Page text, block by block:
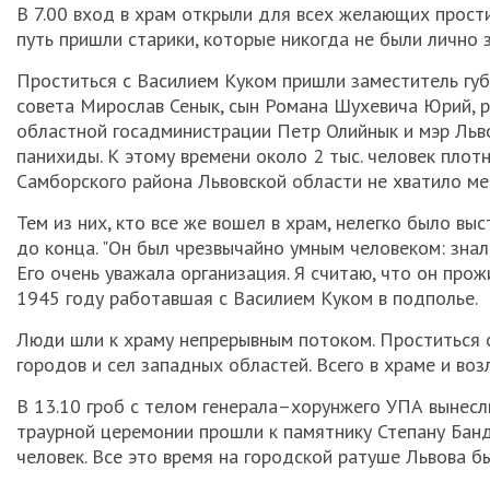
В 7.00 вход в храм открыли для всех желающих
путь пришли старики, которые никогда не были
Проститься с Василием Куком пришли заместитель
совета Мирослав Сенык, сын Романа Шухевича Юрий,
областной госадминистрации Петр Олийнык и мэр
панихиды. К этому времени около 2 тыс. человек
Самборского района Львовской области не хватило
Тем из них, кто все же вошел в храм, нелегко было
до конца. "Он был чрезвычайно умным человеком:
Его очень уважала организация. Я считаю, что он
1945 году работавшая с Василием Куком в подполье.
Люди шли к храму непрерывным потоком.
городов и сел западных областей. Всего в храме и
В 13.10 гроб с телом генерала–хорунжего УПА
траурной церемонии прошли к памятнику Степану
человек. Все это время на городской ратуше Львова